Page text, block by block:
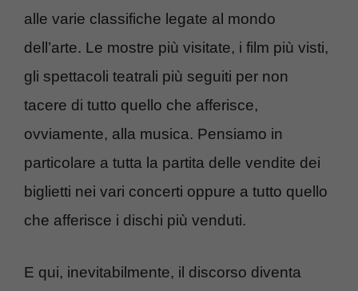
alle varie classifiche legate al mondo
dell’arte. Le mostre più visitate, i film più visti,
gli spettacoli teatrali più seguiti per non
tacere di tutto quello che afferisce,
ovviamente, alla musica. Pensiamo in
particolare a tutta la partita delle vendite dei
biglietti nei vari concerti oppure a tutto quello
che afferisce i dischi più venduti.
E qui, inevitabilmente, il discorso diventa